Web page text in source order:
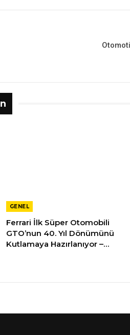
GENEL
Ferrari İlk Süper Otomobili
GTO’nun 40. Yıl Dönümünü
Kutlamaya Hazırlanıyor –…